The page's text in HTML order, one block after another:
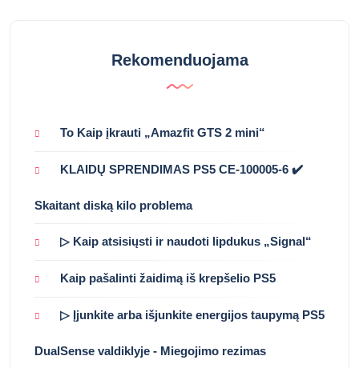
Rekomenduojama
To Kaip įkrauti „Amazfit GTS 2 mini“
KLAIDŲ SPRENDIMAS PS5 CE-100005-6 ✔️
Skaitant diską kilo problema
▷ Kaip atsisiųsti ir naudoti lipdukus „Signal“
Kaip pašalinti žaidimą iš krepšelio PS5
▷ Įjunkite arba išjunkite energijos taupymą PS5
DualSense valdiklyje - Miegojimo rezimas